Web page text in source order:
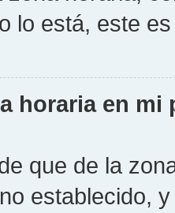
lo está, este
horaria en
que de la
establecido,